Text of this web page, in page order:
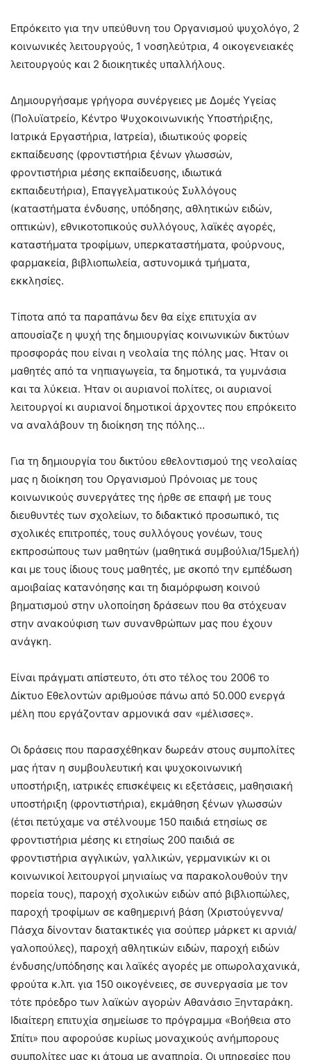
Επρόκειτο για την υπεύθυνη του Οργανισμού ψυχολόγο, 2
κοινωνικές λειτουργούς, 1 νοσηλεύτρια, 4 οικογενειακές
λειτουργούς και 2 διοικητικές υπαλλήλους.
Δημιουργήσαμε γρήγορα συνέργειες με Δομές Υγείας
(Πολυϊατρείο, Κέντρο Ψυχοκοινωνικής Υποστήριξης,
Ιατρικά Εργαστήρια, Ιατρεία), ιδιωτικούς φορείς
εκπαίδευσης (φροντιστήρια ξένων γλωσσών,
φροντιστήρια μέσης εκπαίδευσης, ιδιωτικά
εκπαιδευτήρια), Επαγγελματικούς Συλλόγους
(καταστήματα ένδυσης, υπόδησης, αθλητικών ειδών,
οπτικών), εθνικοτοπικούς συλλόγους, λαϊκές αγορές,
καταστήματα τροφίμων, υπερκαταστήματα, φούρνους,
φαρμακεία, βιβλιοπωλεία, αστυνομικά τμήματα,
εκκλησίες.
Τίποτα από τα παραπάνω δεν θα είχε επιτυχία αν
απουσίαζε η ψυχή της δημιουργίας κοινωνικών δικτύων
προσφοράς που είναι η νεολαία της πόλης μας. Ήταν οι
μαθητές από τα νηπιαγωγεία, τα δημοτικά, τα γυμνάσια
και τα λύκεια. Ήταν οι αυριανοί πολίτες, οι αυριανοί
λειτουργοί κι αυριανοί δημοτικοί άρχοντες που επρόκειτο
να αναλάβουν τη διοίκηση της πόλης…
Για τη δημιουργία του δικτύου εθελοντισμού της νεολαίας
μας η διοίκηση του Οργανισμού Πρόνοιας με τους
κοινωνικούς συνεργάτες της ήρθε σε επαφή με τους
διευθυντές των σχολείων, το διδακτικό προσωπικό, τις
σχολικές επιτροπές, τους συλλόγους γονέων, τους
εκπροσώπους των μαθητών (μαθητικά συμβούλια/15μελή)
και με τους ίδιους τους μαθητές, με σκοπό την εμπέδωση
αμοιβαίας κατανόησης και τη διαμόρφωση κοινού
βηματισμού στην υλοποίηση δράσεων που θα στόχευαν
στην ανακούφιση των συνανθρώπων μας που έχουν
ανάγκη.
Είναι πράγματι απίστευτο, ότι στο τέλος του 2006 το
Δίκτυο Εθελοντών αριθμούσε πάνω από 50.000 ενεργά
μέλη που εργάζονταν αρμονικά σαν «μέλισσες».
Οι δράσεις που παρασχέθηκαν δωρεάν στους συμπολίτες
μας ήταν η συμβουλευτική και ψυχοκοινωνική
υποστήριξη, ιατρικές επισκέψεις κι εξετάσεις, μαθησιακή
υποστήριξη (φροντιστήρια), εκμάθηση ξένων γλωσσών
(έτσι πετύχαμε να στέλνουμε 150 παιδιά ετησίως σε
φροντιστήρια μέσης κι ετησίως 200 παιδιά σε
φροντιστήρια αγγλικών, γαλλικών, γερμανικών κι οι
κοινωνικοί λειτουργοί μηνιαίως να παρακολουθούν την
πορεία τους), παροχή σχολικών ειδών από βιβλιοπώλες,
παροχή τροφίμων σε καθημερινή βάση (Χριστούγεννα/
Πάσχα δίνονταν διατακτικές για σούπερ μάρκετ κι αρνιά/
γαλοπούλες), παροχή αθλητικών ειδών, παροχή ειδών
ένδυσης/υπόδησης και λαϊκές αγορές με οπωρολαχανικά,
φρούτα κ.λπ. για 150 οικογένειες, σε συνεργασία με τον
τότε πρόεδρο των λαϊκών αγορών Αθανάσιο Ξηνταράκη.
Ιδιαίτερη επιτυχία σημείωσε το πρόγραμμα «Βοήθεια στο
Σπίτι» που αφορούσε κυρίως μοναχικούς ανήμπορους
συμπολίτες μας κι άτομα με αναπηρία. Οι υπηρεσίες που